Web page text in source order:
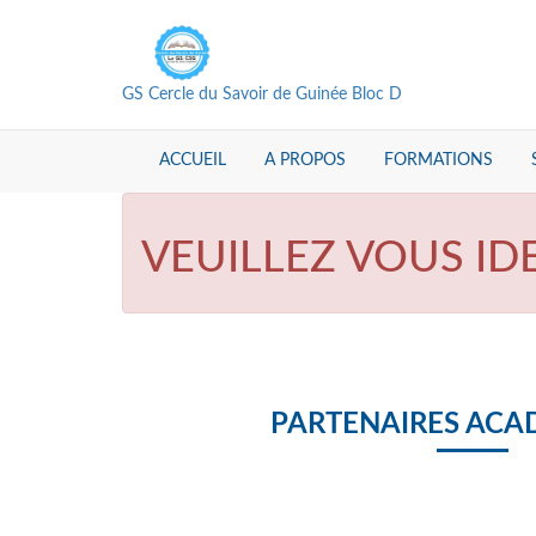
GS Cercle du Savoir de Guinée Bloc D
ACCUEIL A PROPOS FORMATIONS
VEUILLEZ VOUS
PARTENAIRES